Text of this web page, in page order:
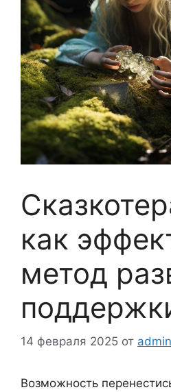
как
метод
14 февраля 2025 от admin
Возможность